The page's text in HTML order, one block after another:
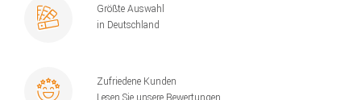
Größte Auswahl
in Deutschland
Zufriedene Kunden
Lesen Sie unsere Bewertungen